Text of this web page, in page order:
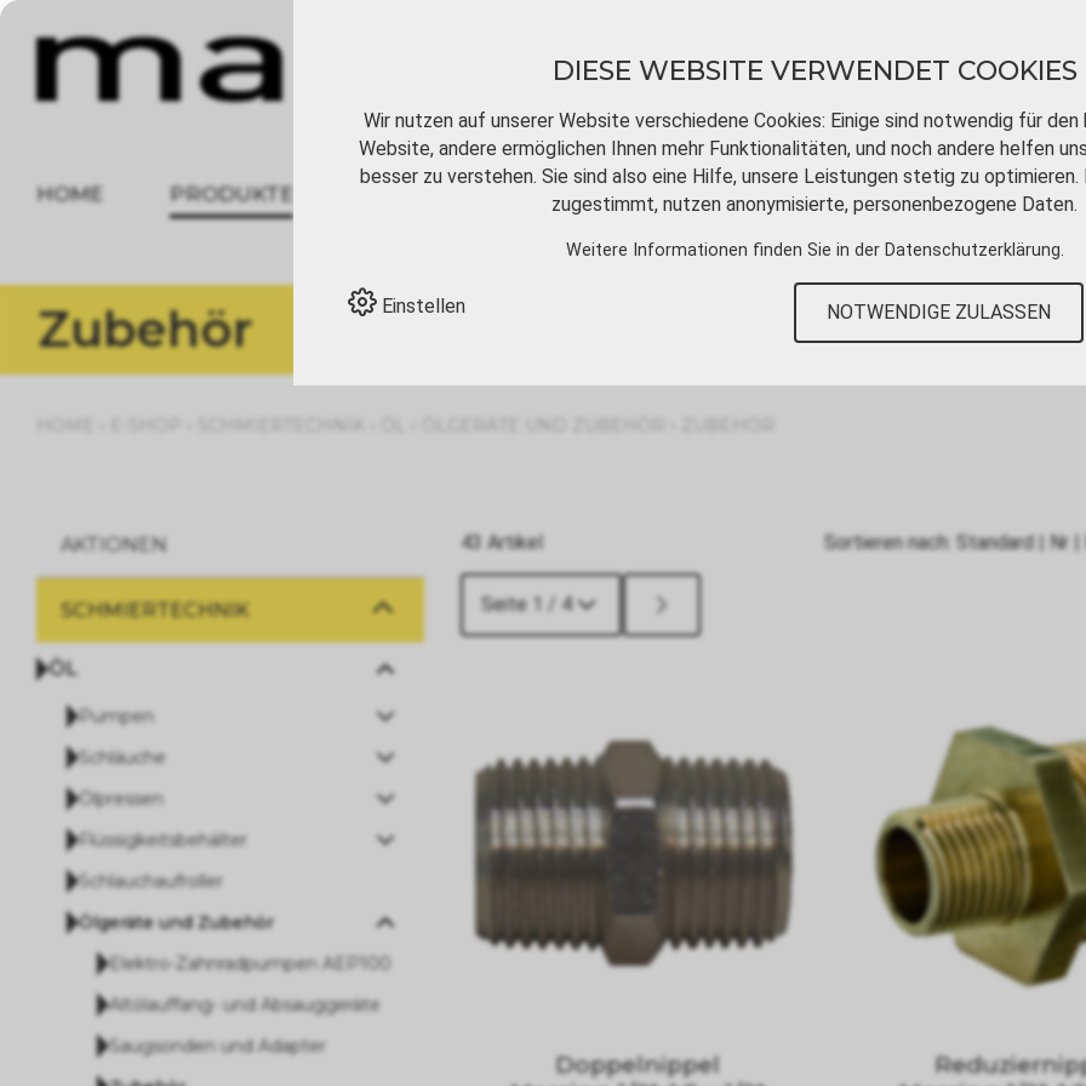
HOME PRODUKTE DOWNLOADS VIDEOTUTORIALS
Zubehör
AKTIONEN
SCHMIERTECHNIK
ÖL
Pumpen
Schläuche
Ölpressen
Flüssigkeitsbehälter
Schlauchaufroller
Ölgeräte und Zubehör
Elektro-Zahnradpumpen AEP100
Altölauffang- und Absauggeräte
Saugsonden und Adapter
Sortieren nach: Standard | Nr |
43 Artikel
Seite 1 / 4
Doppelnippel
DIESE WEBSITE VERWENDET COOKIES
Wir nutzen auf unserer Website verschiedene Cookies: Einige sind notwendig für
Website, andere ermöglichen Ihnen mehr Funktionalitäten, und noch andere helfen
besser zu verstehen. Sie sind also eine Hilfe, unsere Leistungen stetig zu optimieren.
zugestimmt, nutzen anonymisierte, personenbezogene Daten.
Weitere Informationen finden Sie in der Datenschutzerklärung.
Einstellen NOTWENDIGE ZULASSEN